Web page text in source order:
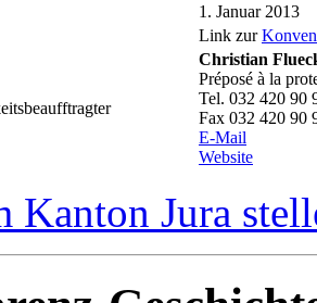
1. Januar 2013
Link zur
Christian
Préposé à la
Tel. 032 420 90
Fax 032 420 90
E-Mail
Website
Kanton Jura